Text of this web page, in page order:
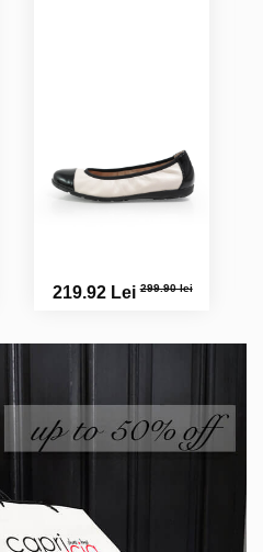
219.92 Lei299.90 lei